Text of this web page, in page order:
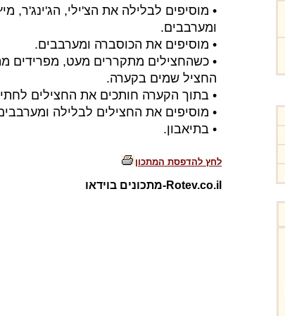
• מוסיפים לבלילה את הצ'ילי, הג'ינג'ר,
ומערבבים.
• מוסיפים את הכוסברה ומערבבים.
• כשהחצילים מתקררים מעט, מפרידים
החציל שמים בקערה.
• בתוך הקערה חותכים את החצילים
• מוסיפים את החצילים לבלילה
• בתיאבון.
לחץ להדפסת המתכון
Rotev.co.il-מתכונים בוידאו